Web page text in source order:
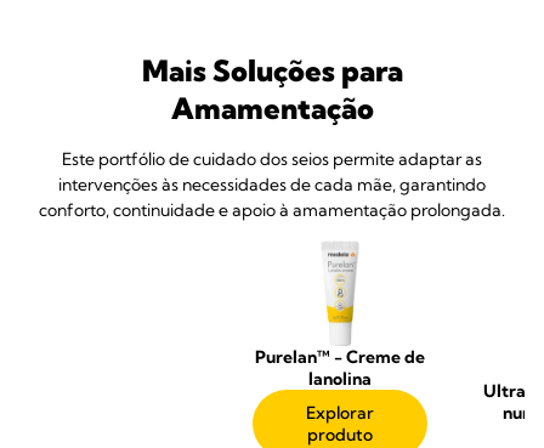
Mais Soluções para
Amamentação
Este portfólio de cuidado dos seios permite adaptar as
intervenções às necessidades de cada mãe, garantindo
conforto, continuidade e apoio à amamentação prolongada.
Purelan™ - Creme de
lanolina
Explorar
produto
Ultra-